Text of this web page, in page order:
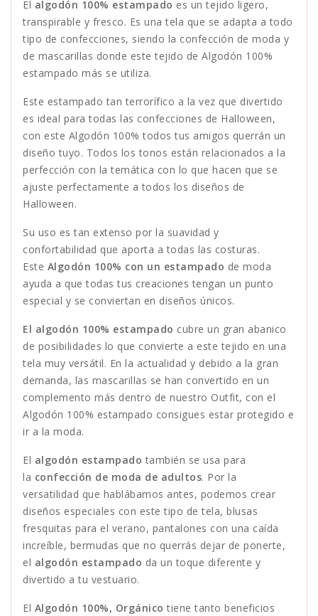
El algodón 100% estampado es un tejido ligero,
transpirable y fresco. Es una tela que se adapta a todo
tipo de confecciones, siendo la confección de moda y
de mascarillas donde este tejido de Algodón 100%
estampado más se utiliza.
Este estampado tan terrorífico a la vez que divertido
es ideal para todas las confecciones de Halloween,
con este Algodón 100% todos tus amigos querrán un
diseño tuyo. Todos los tonos están relacionados a la
perfección con la temática con lo que hacen que se
ajuste perfectamente a todos los diseños de
Halloween.
Su uso es tan extenso por la suavidad y
confortabilidad que aporta a todas las costuras.
Este Algodón 100% con un estampado de moda
ayuda a que todas tus creaciones tengan un punto
especial y se conviertan en diseños únicos.
El algodón 100% estampado cubre un gran abanico
de posibilidades lo que convierte a este tejido en una
tela muy versátil. En la actualidad y debido a la gran
demanda, las mascarillas se han convertido en un
complemento más dentro de nuestro Outfit, con el
Algodón 100% estampado consigues estar protegido e
ir a la moda.
El algodón estampado también se usa para
la confección de moda de adultos. Por la
versatilidad que hablábamos antes, podemos crear
diseños especiales con este tipo de tela, blusas
fresquitas para el verano, pantalones con una caída
increíble, bermudas que no querrás dejar de ponerte,
el algodón estampado da un toque diferente y
divertido a tu vestuario.
El Algodón 100%, Orgánico tiene tanto beneficios